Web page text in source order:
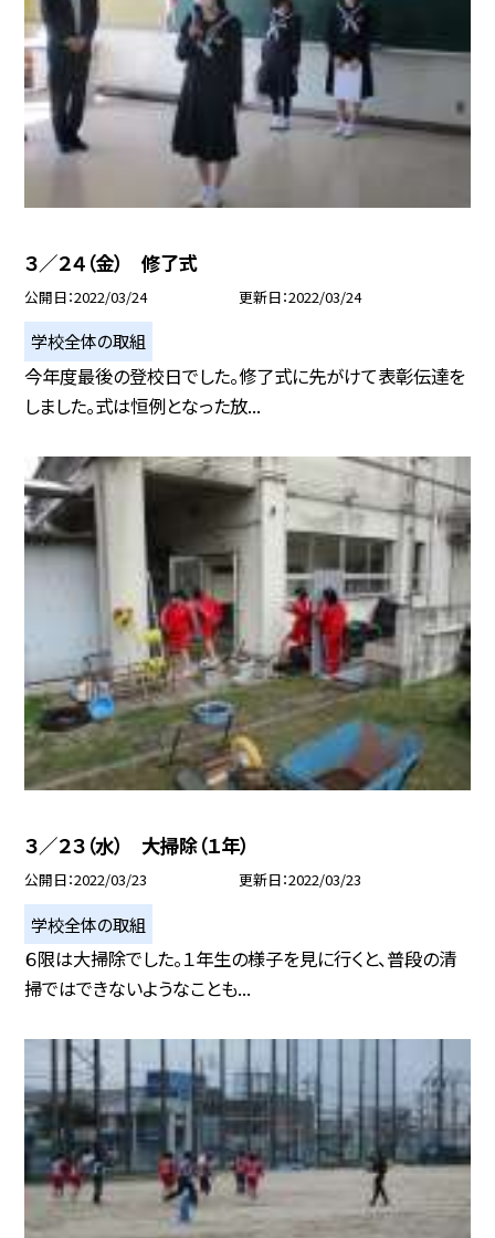
３／２４（金） 修了式
公開日 2022/03/24 更新日 2022/03/24
学校全体の取組
今年度最後の登校日でした。修了式に先がけて表彰伝達を
しました。式は恒例となった放...
３／２３（水） 大掃除（１年）
公開日 2022/03/23 更新日 2022/03/23
学校全体の取組
６限は大掃除でした。１年生の様子を見に行くと、普段の清
掃ではできないようなことも...